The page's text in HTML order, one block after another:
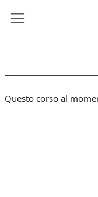
Questo corso al